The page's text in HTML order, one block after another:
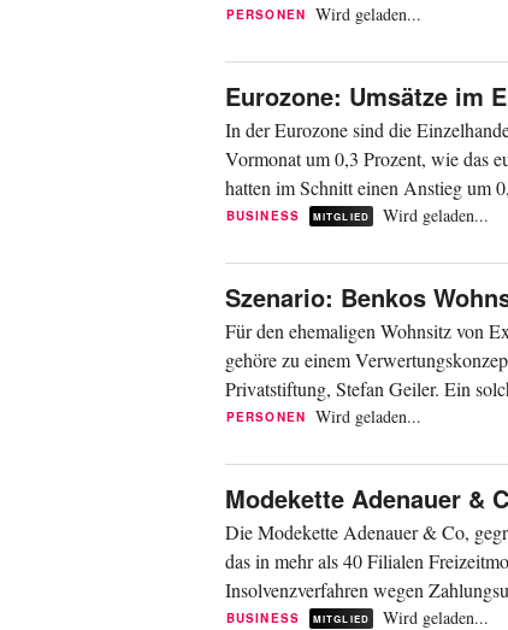
PERSONEN Wird geladen...
Eurozone: Umsätze im
In der Eurozone sind die
Vormonat um 0,3 Prozent, wie das
hatten im Schnitt einen Anstieg um
BUSINESS MITGLIED Wird geladen...
Szenario: Benkos
Für den ehemaligen Wohnsitz von
gehöre zu einem
Privatstiftung, Stefan Geiler. Ein
gekostet...
PERSONEN Wird geladen...
Modekette Adenauer &
Die Modekette Adenauer & Co,
das in mehr als 40 Filialen
Insolvenzverfahren wegen
BUSINESS MITGLIED Wird geladen...